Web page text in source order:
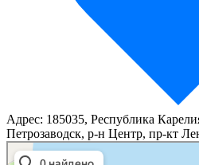
Адрес: 185035, Республика
Петрозаводск, р-н Центр, пр-кт
Северная
Гостиница в Петрозаводске